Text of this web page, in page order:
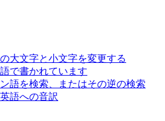
大文字と小文字を変更する
で書かれています
語を検索、またはその逆の検索
語への音訳